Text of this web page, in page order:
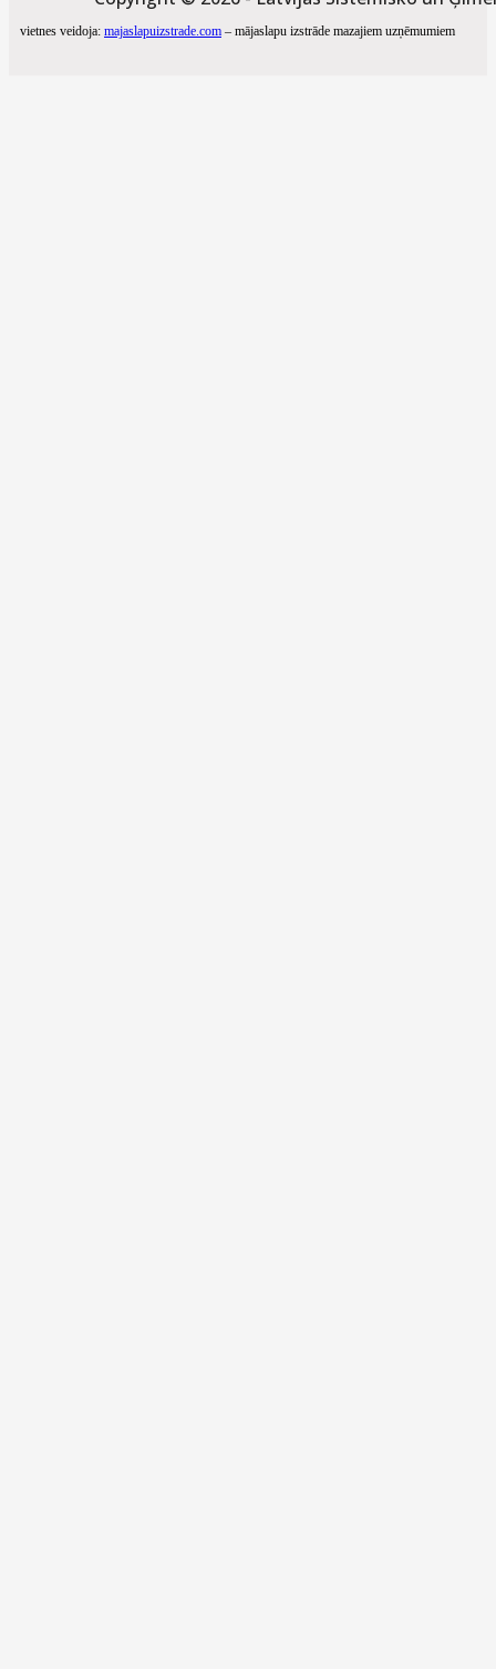
vietnes veidoja: majaslapuizstrade.com – mājaslapu izstrāde mazajiem uzņēmumiem